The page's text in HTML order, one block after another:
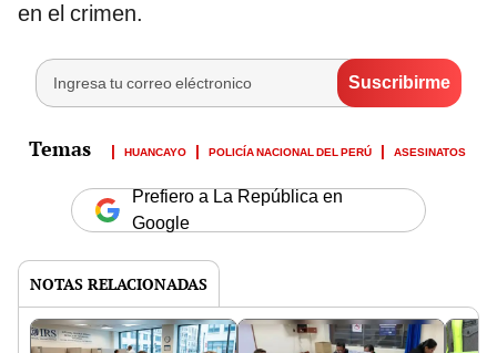
en el crimen.
HUANCAYO POLICÍA NACIONAL DEL PERÚ ASESINATOS
Prefiero a La República en
Google
NOTAS RELACIONADAS